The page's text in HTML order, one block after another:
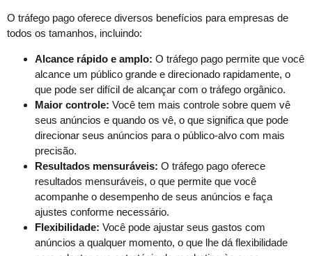
O tráfego pago oferece diversos benefícios para empresas de
todos os tamanhos, incluindo:
Alcance rápido e amplo: O tráfego pago permite que você
alcance um público grande e direcionado rapidamente, o
que pode ser difícil de alcançar com o tráfego orgânico.
Maior controle: Você tem mais controle sobre quem vê
seus anúncios e quando os vê, o que significa que pode
direcionar seus anúncios para o público-alvo com mais
precisão.
Resultados mensuráveis: O tráfego pago oferece
resultados mensuráveis, o que permite que você
acompanhe o desempenho de seus anúncios e faça
ajustes conforme necessário.
Flexibilidade: Você pode ajustar seus gastos com
anúncios a qualquer momento, o que lhe dá flexibilidade